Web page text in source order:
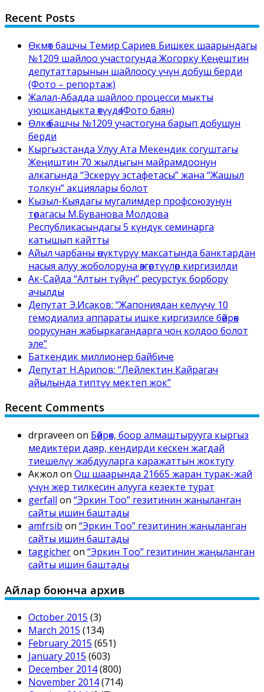
Recent Posts
Өкмөт башчы Темир Сариев Бишкек шаарындагы
№1209 шайлоо участогунда Жогорку Кеңештин
депутаттарынын шайлоосу үчүн добуш берди
(Фото – репортаж)
Жалал-Абадда шайлоо процесси мыкты
уюшкандыкта өтүүдө (Фото баян)
Өлкө башчы №1209 участогуна барып добушун
берди
Кыргызстанда Улуу Ата Мекендик согуштагы
Жеңиштин 70 жылдыгын майрамдоонун
алкагында “Эскерүү эстафетасы” жана “Жашыл
толкун” акциялары болот
Кызыл-Кыядагы мугалимдер профсоюзунун
төрагасы М.Буванова Молдова
Республикасындагы 5 күндүк семинарга
катышып кайтты
Айыл чарбаны өнүктүрүү максатында банктардан
насыя алуу жоболоруна өзгөртүүлөр киргизилди
Ак-Сайда “Алтын түйүн” ресурстук борбору
ачылды
Депутат Э.Исаков: “Жапониядан келүүчү 10
гемодиализ аппараты ишке киргизилсе бөйрөк
оорусунан жабыркагандарга чоң колдоо болот
эле”
Баткендик миллионер байбиче
Депутат Н.Арипов: “Лейлектин Кайрагач
айылында типтүү мектеп жок”
Recent Comments
drpraveen on Бөйрөк, боор алмаштырууга кыргыз
медиктери даяр, кендирди кескен жагдай
тиешелүү жабдууларга каражаттын жоктугу
Акжол on Ош шаарында 21665 жаран турак-жай
үчүн жер тилкесин алууга кезекте турат
gerfall on “Эркин Тоо” гезитинин жаңыланган
сайты ишин баштады
amfrsib on “Эркин Тоо” гезитинин жаңыланган
сайты ишин баштады
taggicheron “Эркин Тоо” гезитинин жаңыланган
сайты ишин баштады
Айлар боюнча архив
October 2015 (3)
March 2015 (134)
February 2015 (651)
January 2015 (603)
December 2014(800)
November 2014(714)